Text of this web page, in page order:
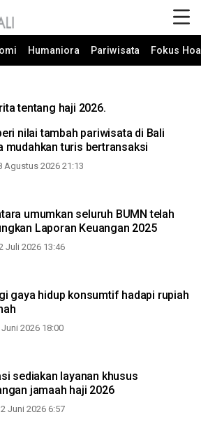
Humaniora Pariwisata Fokus
tentang haji 2026.
nilai tambah pariwisata di Bali
mudahkan turis bertransaksi
Agustus 2026 21:13
umumkan seluruh BUMN telah
Laporan Keuangan 2025
Juli 2026 13:46
gaya hidup konsumtif hadapi rupiah
2026 18:00
sediakan layanan khusus
jamaah haji 2026
Juni 2026 6:57